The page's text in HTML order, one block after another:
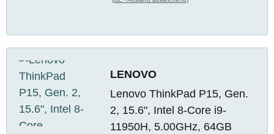
LENOVO
Lenovo ThinkPad P15, Gen.
2, 15.6", Intel 8-Core i9-
11950H, 5.00GHz, 64GB